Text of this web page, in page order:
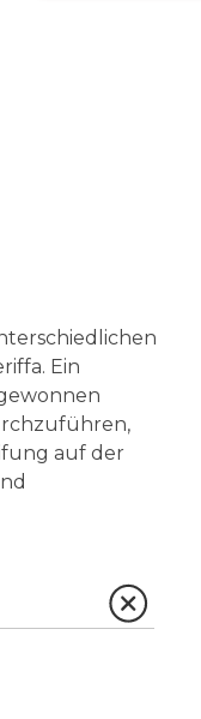
Ein
auf der